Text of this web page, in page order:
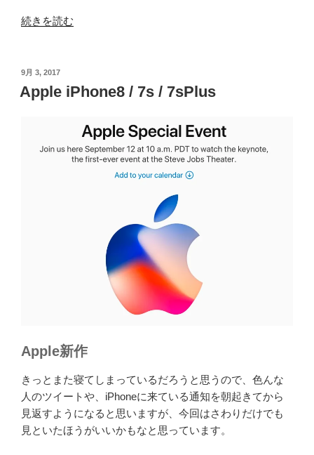
“Google
File
Stream””
続きを読む
投
日:
9月 3, 2017
Apple iPhone8 / 7s / 7sPlus
Apple新作
きっとまた寝てしまっているだろうと思うので、色んな
人のツイートや、iPhoneに来ている通知を朝起きてから
見返すようになると思いますが、今回はさわりだけでも
見といたほうがいいかもなと思っています。